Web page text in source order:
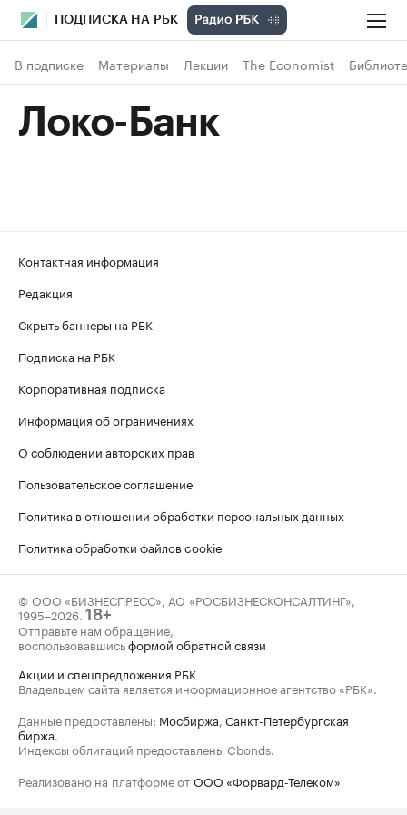
ПОДПИСКА НА РБК
В подписке Материалы Лекции The Economist
Локо-Банк
Контактная информация
Редакция
Скрыть баннеры на РБК
Подписка на РБК
Корпоративная подписка
Информация об ограничениях
О соблюдении авторских прав
Пользовательское соглашение
Политика в отношении обработки персональных данных
Политика обработки файлов cookie
© ООО «БИЗНЕСПРЕСС», АО «РОСБИЗНЕСКОНСАЛТИНГ»,
1995–2026. 18+
Отправьте нам обращение,
воспользовавшисьформой обратной связи
Акции и спецпредложения РБК
Владельцем сайта является информационное агентство «РБК».
Данные предоставлены: Мосбиржа, Санкт-Петербургская
биржа.
Индексы облигаций предоставлены Cbonds.
Реализовано на платформе от ООО «Форвард-Телеком»